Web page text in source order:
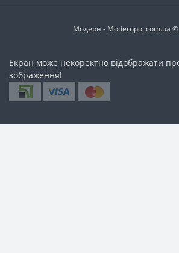
Модерн - Modernpol.com.ua
Екран може некоректно відображати
зображення!